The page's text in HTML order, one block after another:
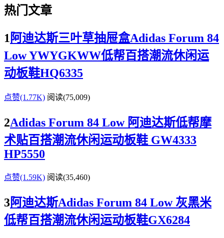
热门文章
1 阿迪达斯三叶草抽屉盒Adidas Forum 84
Low YWYGKWW低帮百搭潮流休闲运
动板鞋HQ6335
点赞(1.77K) 阅读(75,009)
2Adidas Forum 84 Low 阿迪达斯低帮摩
术贴百搭潮流休闲运动板鞋 GW4333
HP5550
点赞(1.59K) 阅读(35,460)
3阿迪达斯Adidas Forum 84 Low 灰黑米
低帮百搭潮流休闲运动板鞋GX6284